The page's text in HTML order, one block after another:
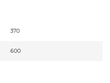
370
600